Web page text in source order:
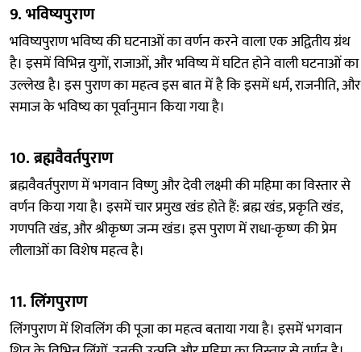
9.भविष्यपुराण
भविष्यपुराण भविष्य की घटनाओं का वर्णन करने वाला एक अद्वितीय ग्रंथ
है। इसमें विभिन्न युगों, राजाओं, और भविष्य में घटित होने वाली घटनाओं का
उल्लेख है। इस पुराण का महत्व इस बात में है कि इसमें धर्म, राजनीति, और
समाज के भविष्य का पूर्वानुमान किया गया है।
10.ब्रह्मवैवर्तपुराण
ब्रह्मवैवर्तपुराण में भगवान विष्णु और देवी लक्ष्मी की महिमा का विस्तार से
वर्णन किया गया है। इसमें चार प्रमुख खंड होते हैं: ब्रह्म खंड, प्रकृति खंड,
गणपति खंड, और श्रीकृष्ण जन्म खंड। इस पुराण में राधा-कृष्ण की प्रेम
लीलाओं का विशेष महत्व है।
11.लिंगपुराण
लिंगपुराण में शिवलिंग की पूजा का महत्व बताया गया है। इसमें भगवान